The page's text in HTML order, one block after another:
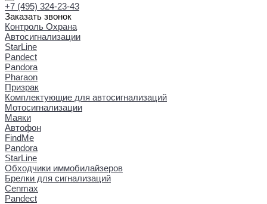
+7 (495) 324-23-43
Заказать звонок
Контроль Охрана
Автосигнализации
StarLine
Pandect
Pandora
Pharaon
Призрак
Комплектующие для автосигнализаций
Мотосигнализации
Маяки
Автофон
FindMe
Pandora
StarLine
Обходчики иммобилайзеров
Брелки для сигнализаций
Cenmax
Pandect